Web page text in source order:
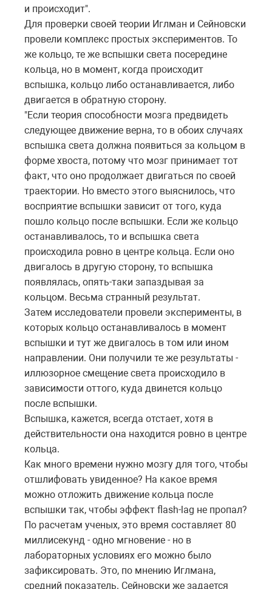
и происходит".
Для проверки своей теории Иглман и Сейновски
провели комплекс простых экспериментов. То
же кольцо, те же вспышки света посередине
кольца, но в момент, когда происходит
вспышка, кольцо либо останавливается, либо
двигается в обратную сторону.
"Если теория способности мозга предвидеть
следующее движение верна, то в обоих случаях
вспышка света должна появиться за кольцом в
форме хвоста, потому что мозг принимает тот
факт, что оно продолжает двигаться по своей
траектории. Но вместо этого выяснилось, что
восприятие вспышки зависит от того, куда
пошло кольцо после вспышки. Если же кольцо
останавливалось, то и вспышка света
происходила ровно в центре кольца. Если оно
двигалось в другую сторону, то вспышка
появлялась, опять-таки запаздывая за
кольцом. Весьма странный результат.
Затем исследователи провели эксперименты, в
которых кольцо останавливалось в момент
вспышки и тут же двигалось в том или ином
направлении. Они получили те же результаты -
иллюзорное смещение света происходило в
зависимости оттого, куда двинется кольцо
после вспышки.
Вспышка, кажется, всегда отстает, хотя в
действительности она находится ровно в центре
кольца.
Как много времени нужно мозгу для того, чтобы
отшлифовать увиденное? На какое время
можно отложить движение кольца после
вспышки так, чтобы эффект flash-lag не пропал?
По расчетам ученых, это время составляет 80
миллисекунд - одно мгновение - но в
лабораторных условиях его можно было
зафиксировать. Это, по мнению Иглмана,
средний показатель. Сейновски же задается